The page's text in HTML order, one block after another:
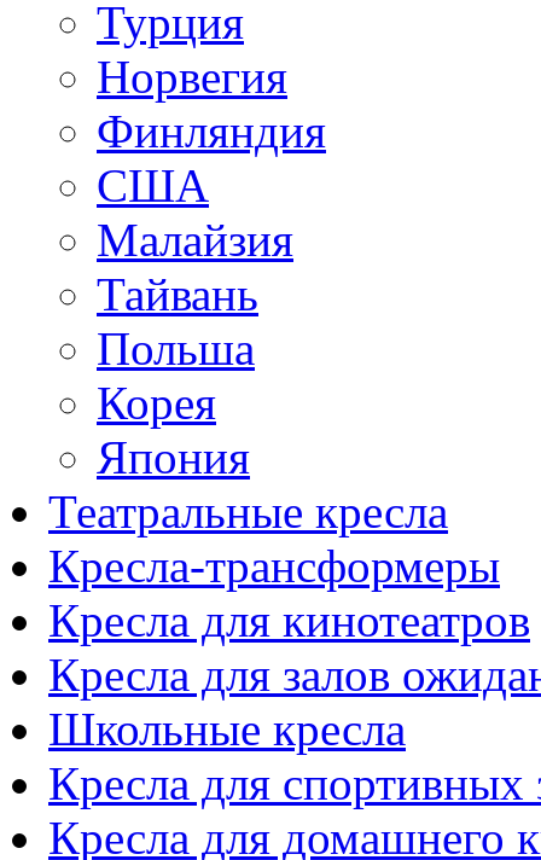
Турция
Норвегия
Финляндия
США
Малайзия
Тайвань
Польша
Корея
Япония
Театральные кресла
Кресла-трансформеры
Кресла для кинотеатров
Кресла для залов
Школьные кресла
Кресла для спортивных
Кресла для домашнего